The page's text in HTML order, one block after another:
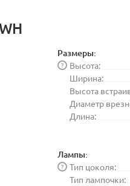
Размеры:
Высота:
?
Ширина:
Высота
Диаметр
Длина:
Лампы:
Тип цоколя:
?
Тип лампочки: